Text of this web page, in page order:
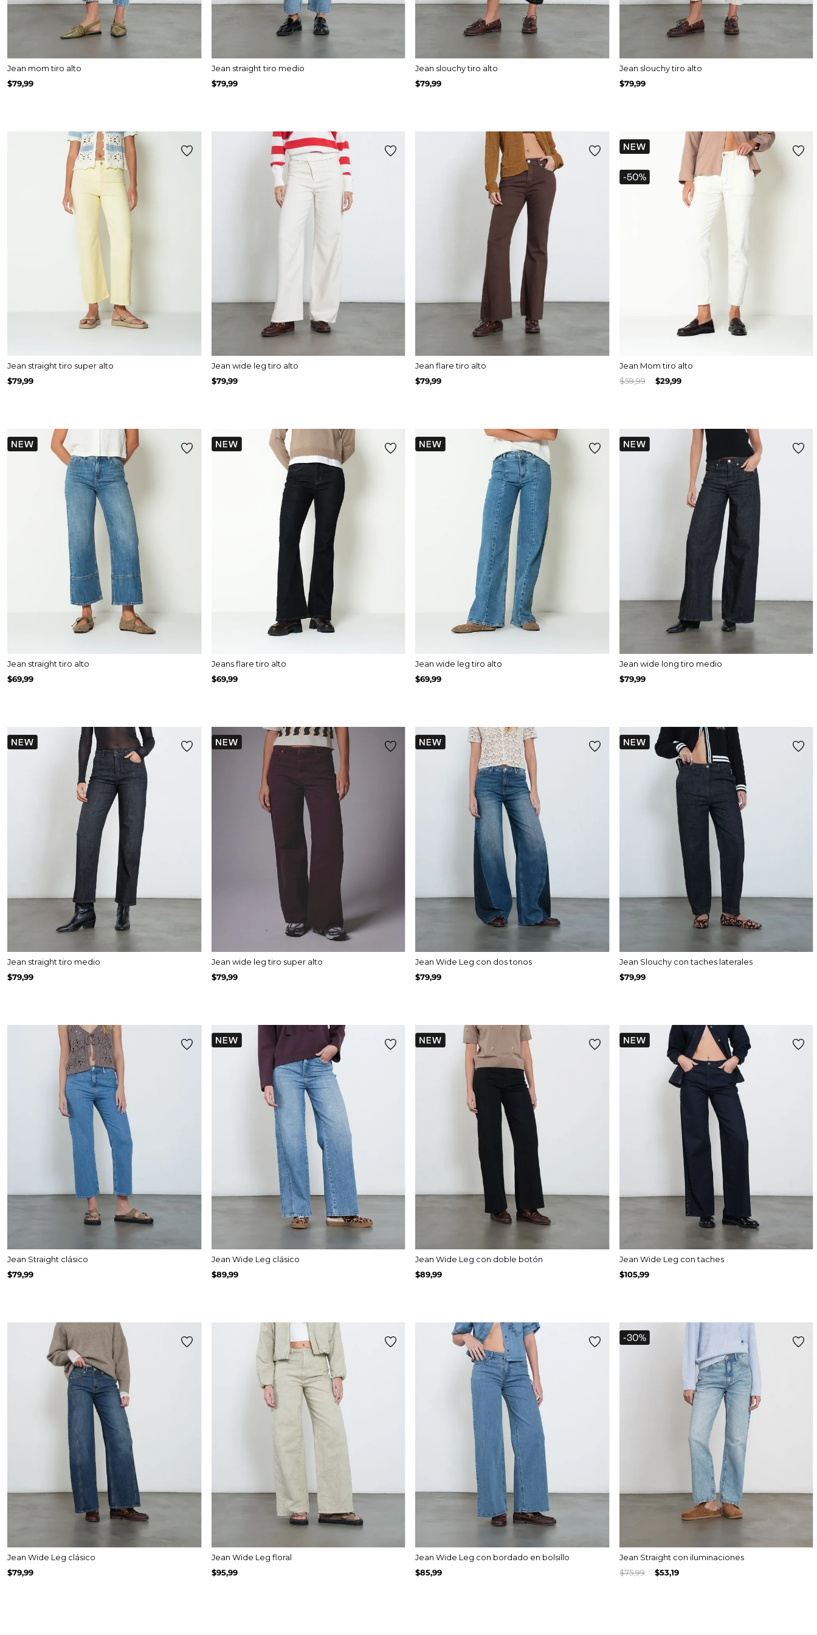
Jean mom tiro alto
$79,99
Jean straight tiro medio
$79,99
Jean slouchy tiro alto
$79,99
Jean slouchy tiro alto
$79,99
Jean straight tiro super alto
$79,99
Jean wide leg tiro alto
$79,99
Jean flare tiro alto
$79,99
Jean Mom tiro alto
$59,99 $29,99
Jean straight tiro alto
$69,99
Jeans flare tiro alto
$69,99
Jean wide leg tiro alto
$69,99
Jean wide long tiro medio
$79,99
Jean straight tiro medio
$79,99
Jean wide leg tiro super alto
$79,99
Jean Wide Leg con dos tonos
$79,99
Jean Slouchy con taches laterales
$79,99
Jean Straight clásico
$79,99
Jean Wide Leg clásico
$89,99
Jean Wide Leg con doble botón
$89,99
Jean Wide Leg con taches
$105,99
Jean Wide Leg clásico
$79,99
Jean Wide Leg floral
$95,99
Jean Wide Leg con bordado en bolsillo
$85,99
Jean Straight con iluminaciones
$75,99 $53,19